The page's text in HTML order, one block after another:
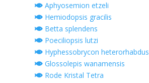
Aphyosemion etzeli
Hemiodopsis gracilis
Betta splendens
Poeciliopsis lutzi
Hyphessobrycon heterorhabdus
Glossolepis wanamensis
Rode Kristal Tetra